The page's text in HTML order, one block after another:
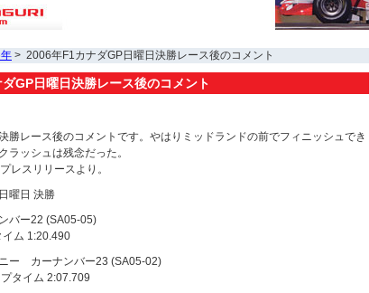
> 2006年F1カナダGP日曜日決勝レース後のコメント
GP日曜日決勝レース後のコメント
勝レース後のコメントです。やはりミッドランドの前でフィニッシュでき
ラッシュは残念だった。
レスリリースより。
曜日 決勝
バー22 (SA05-05)
イム 1:20.490
ー カーナンバー23 (SA05-02)
タイム 2:07.709